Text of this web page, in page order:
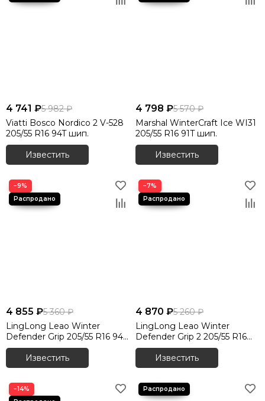
4 741 ₽5 982 ₽
Viatti Bosco Nordico 2 V-528
205/55 R16 94T шип.
Известить
4 798 ₽5 570 ₽
Marshal WinterCraft Ice WI31
205/55 R16 91T шип.
Известить
−9%
4 855 ₽5 360 ₽
LingLong Leao Winter
Defender Grip 205/55 R16 94T
шип.
Известить
−7%
4 870 ₽5 260 ₽
LingLong Leao Winter
Defender Grip 2 205/55 R16
94T XL шип.
Известить
−14%